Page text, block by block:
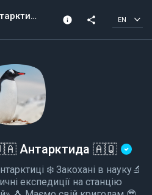
Вернадський 🇺🇦 Антарктида 🇦🇶 info
Members
share EN
Антарктида 🇦🇶
❄️ Закохані в науку🔬
експедиції на станцію